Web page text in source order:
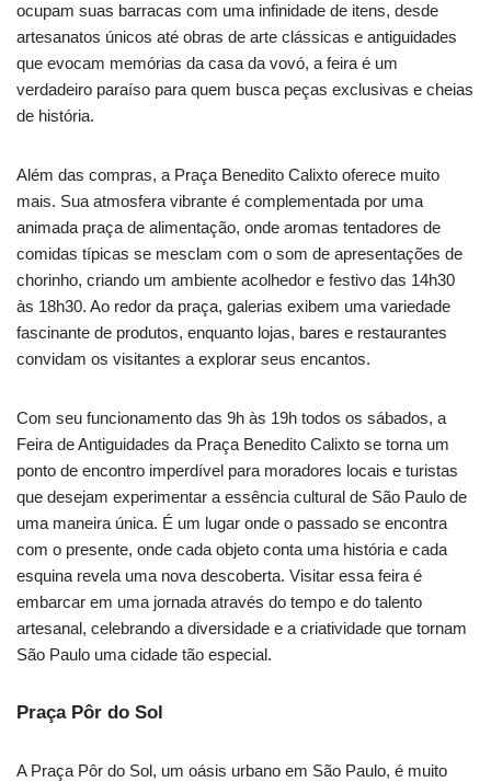
ocupam suas barracas com uma infinidade de itens, desde
artesanatos únicos até obras de arte clássicas e antiguidades
que evocam memórias da casa da vovó, a feira é um
verdadeiro paraíso para quem busca peças exclusivas e cheias
de história.
Além das compras, a Praça Benedito Calixto oferece muito
mais. Sua atmosfera vibrante é complementada por uma
animada praça de alimentação, onde aromas tentadores de
comidas típicas se mesclam com o som de apresentações de
chorinho, criando um ambiente acolhedor e festivo das 14h30
às 18h30. Ao redor da praça, galerias exibem uma variedade
fascinante de produtos, enquanto lojas, bares e restaurantes
convidam os visitantes a explorar seus encantos.
Com seu funcionamento das 9h às 19h todos os sábados, a
Feira de Antiguidades da Praça Benedito Calixto se torna um
ponto de encontro imperdível para moradores locais e turistas
que desejam experimentar a essência cultural de São Paulo de
uma maneira única. É um lugar onde o passado se encontra
com o presente, onde cada objeto conta uma história e cada
esquina revela uma nova descoberta. Visitar essa feira é
embarcar em uma jornada através do tempo e do talento
artesanal, celebrando a diversidade e a criatividade que tornam
São Paulo uma cidade tão especial.
Praça Pôr do Sol
A Praça Pôr do Sol, um oásis urbano em São Paulo, é muito